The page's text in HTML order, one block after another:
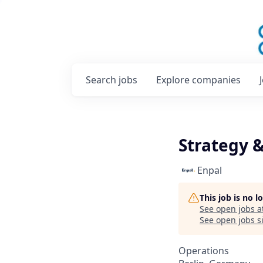
Search jobs Explore companies
Strategy
Enpal
This job is no
See open jobs
See open jobs
Operations